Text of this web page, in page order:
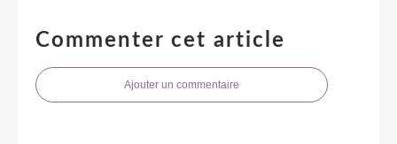
Commenter cet article
Ajouter un commentaire